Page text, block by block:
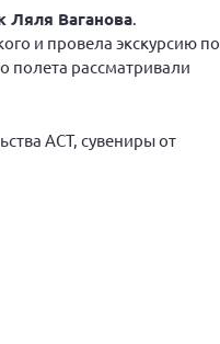
Ляля Ваганова.
и провела экскурсию по
полета рассматривали
АСТ, сувениры от